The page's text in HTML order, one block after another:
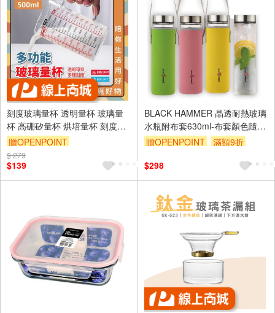
刻度玻璃量杯 透明量杯 玻璃量
杯 高硼矽量杯 烘培量杯 刻度杯
【Ho覓好物】量杯 YHX2774
YHX2775
贈OPENPOINT
$ 279
$139
BLACK HAMMER 晶透耐熱玻璃
水瓶附布套630ml-布套顏色隨機
出貨不挑色
贈OPENPOINT
滿額9折
$298